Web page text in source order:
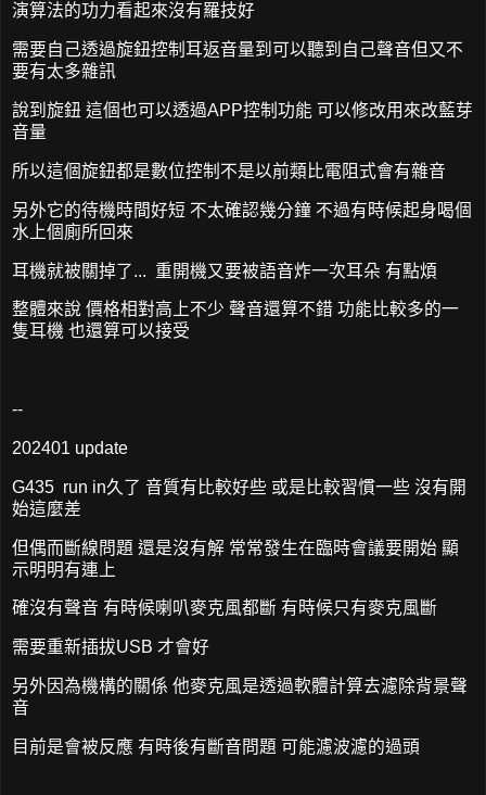
演算法的功力看起來沒有羅技好
需要自己透過旋鈕控制耳返音量到可以聽到自己聲音但又不
要有太多雜訊
說到旋鈕 這個也可以透過APP控制功能 可以修改用來改藍芽
音量
所以這個旋鈕都是數位控制不是以前類比電阻式會有雜音
另外它的待機時間好短 不太確認幾分鐘 不過有時候起身喝個
水上個廁所回來
耳機就被關掉了... 重開機又要被語音炸一次耳朵 有點煩
整體來說 價格相對高上不少 聲音還算不錯 功能比較多的一
隻耳機 也還算可以接受
--
202401 update
G435 run in久了 音質有比較好些 或是比較習慣一些 沒有開
始這麼差
但偶而斷線問題 還是沒有解 常常發生在臨時會議要開始 顯
示明明有連上
確沒有聲音 有時候喇叭麥克風都斷 有時候只有麥克風斷
需要重新插拔USB 才會好
另外因為機構的關係 他麥克風是透過軟體計算去濾除背景聲
音
目前是會被反應 有時後有斷音問題 可能濾波濾的過頭